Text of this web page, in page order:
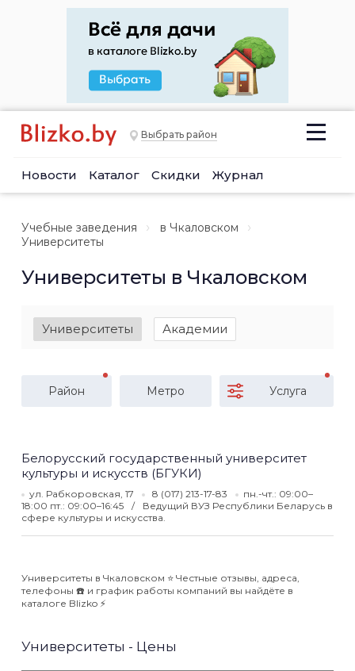
Выбрать район
Новости Каталог Скидки Журнал
Учебные заведения
в Чкаловском
Университеты
Университеты в Чкаловском
Университеты Академии
Район Метро Услуга
Белорусский государственный университет
культуры и искусств (БГУКИ)
ул. Рабкоровская, 17 8 (017) 213-17-83
пн.-чт.: 09:00–
18:00 пт.: 09:00–16:45
Ведущий ВУЗ Республики Беларусь в
сфере культуры и искусства.
Университеты в Чкаловском ⭐️ Честные отзывы, адреса,
телефоны ☎️ и график работы компаний вы найдёте в
каталоге Blizko ⚡️
Университеты - Цены